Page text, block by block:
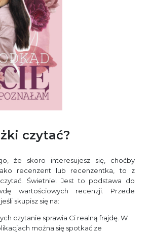
czytać?
że skoro interesujesz się, choćby
recenzent lub recenzentka, to z
Świetnie! Jest to podstawa do
wartościowych recenzji. Przede
skupisz się na:
czytanie sprawia Ci realną frajdę. W
można się spotkać ze